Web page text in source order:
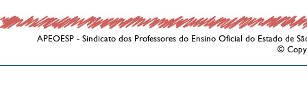
APEOESP - Sindicato dos Professores do Ensino Oficial do Estado de
©